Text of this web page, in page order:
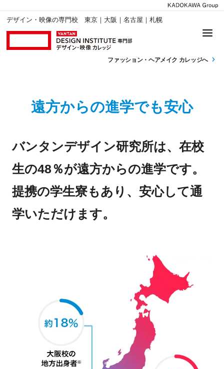
デザイン・映像の専門校 東京｜大阪｜名古屋｜札幌
ファッション・ ヘアメイク カレッジへ
遠方からの進学でも安心
バンタンデザイン研究所は、在校
生の48％が遠方からの進学です。
提携の学生寮もあり、安心して通
学いただけます。